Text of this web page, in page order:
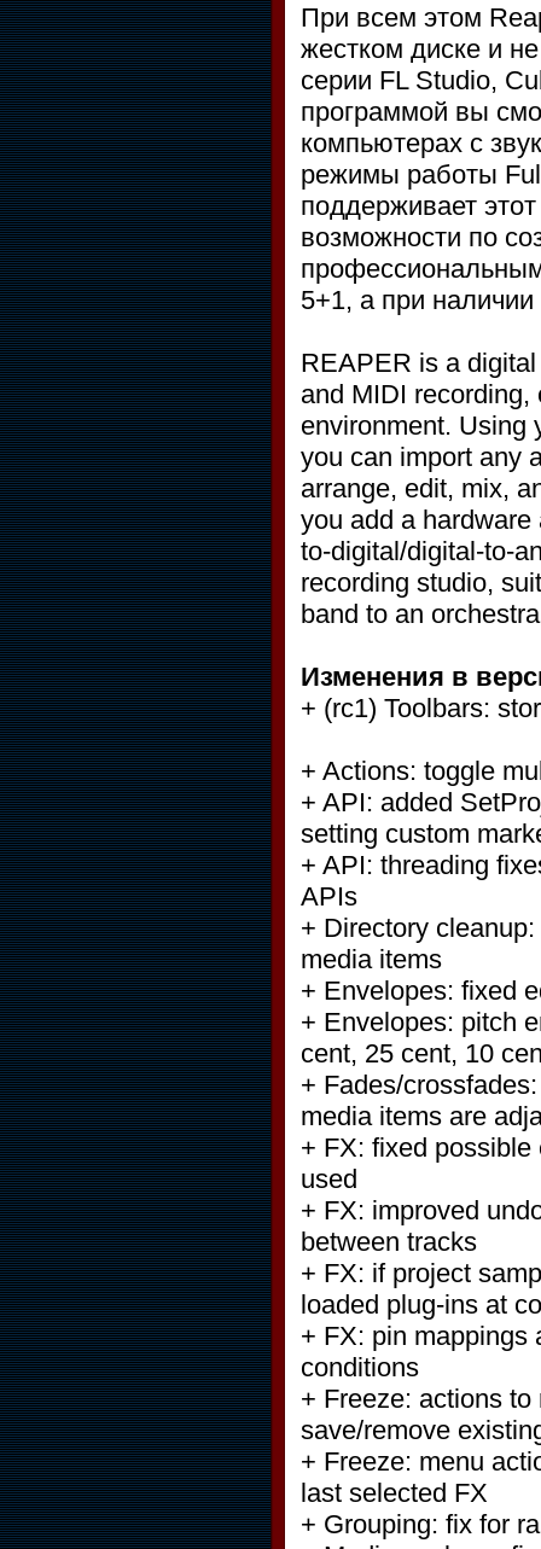
При всем этом
жестком диске и
серии FL Studio,
программой вы
компьютерах с
режимы работы
поддерживает
возможности по
5+1, а при
REAPER is a
and MIDI
environment. Using
you can import any
arrange, edit, mix,
you add a
to-digital/digital-to-
recording studio,
band to an
Изменения в
+ (rc1) Toolbars:
+ Actions: toggle
+ API: added
setting custom
+ API: threading
APIs
+ Directory
media items
+ Envelopes: fixed
+ Envelopes: pitch
cent, 25 cent, 10
+ Fades/
media items are
+ FX: fixed
used
+ FX: improved
between tracks
+ FX: if project
loaded plug-ins at
+ FX: pin mappings
conditions
+ Freeze: actions
save/remove
+ Freeze: menu
last selected FX
+ Grouping: fix for